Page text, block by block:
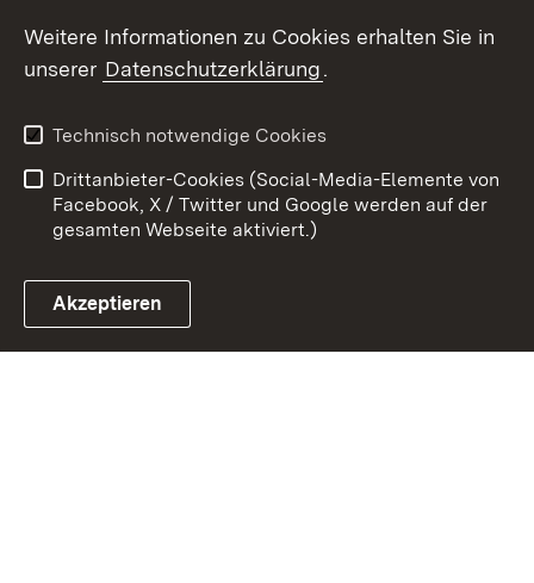
Link zum Landesportal
Kontakt
Impressum
Cookies
Weitere Informationen zu Cookies erhalten Sie in
unserer Datenschutzerklärung.
Technisch notwendige Cookies
Drittanbieter-Cookies (Social-Media-Elemente von
Facebook, X / Twitter und Google werden auf der
gesamten Webseite aktiviert.)
Akzeptieren